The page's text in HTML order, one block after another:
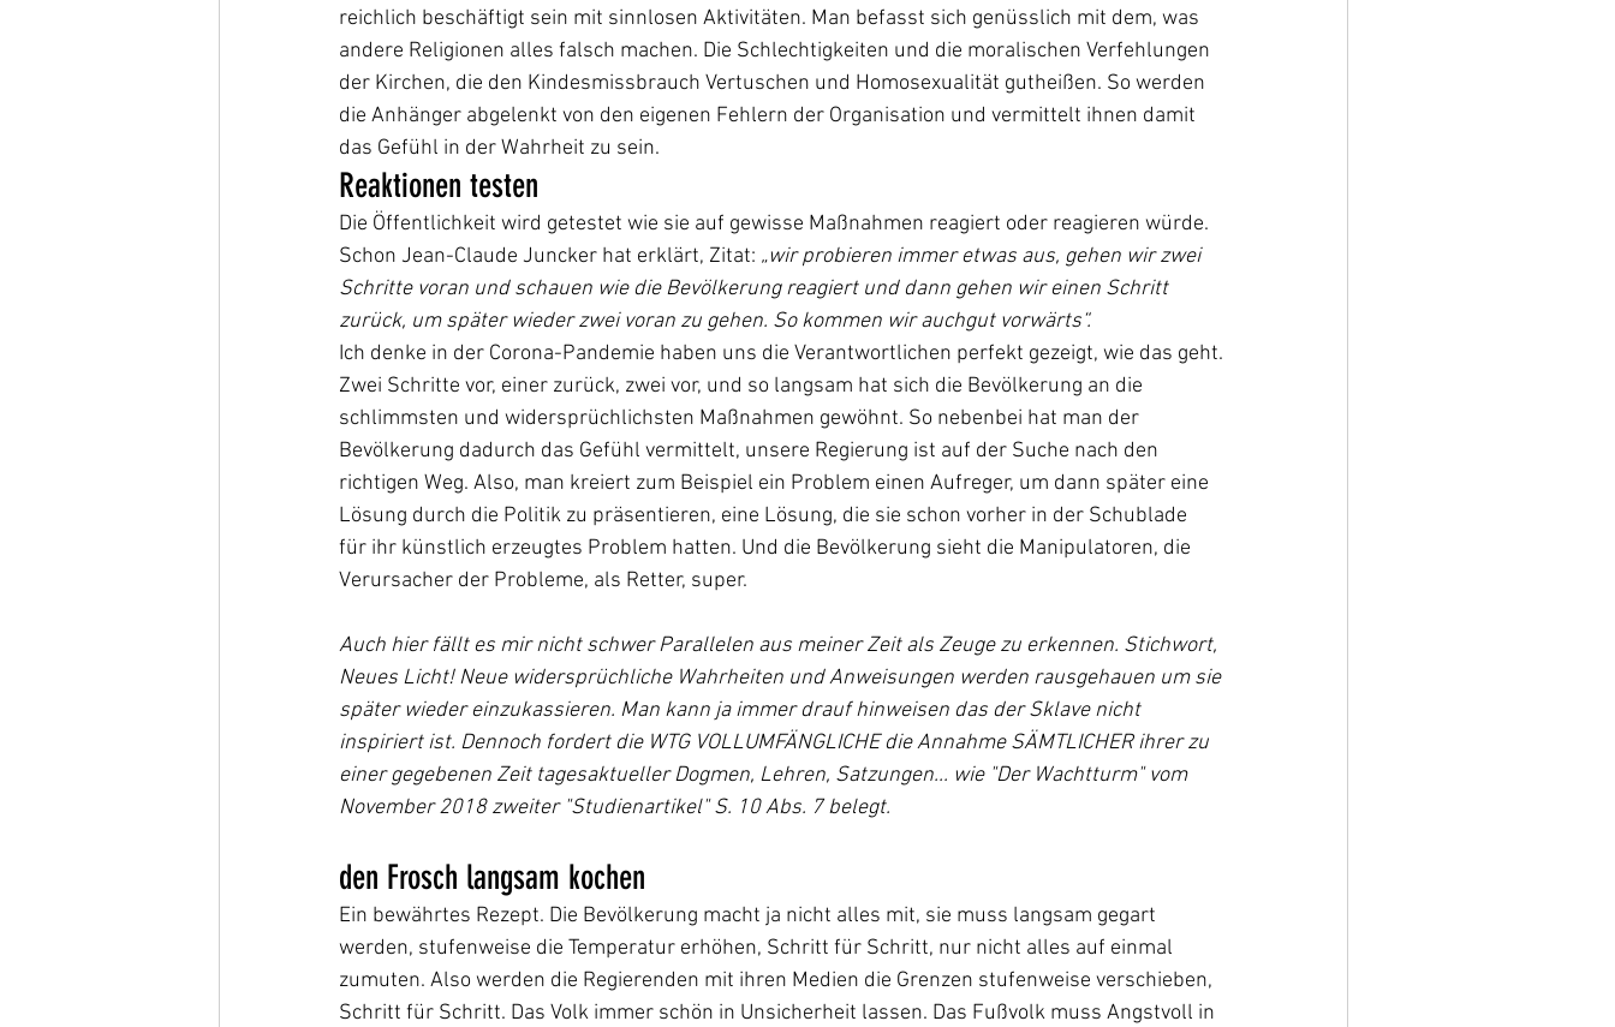
reichlich beschäftigt sein mit sinnlosen Aktivitäten. Man befasst sich genüsslich mit dem, was
andere Religionen alles falsch machen. Die Schlechtigkeiten und die moralischen Verfehlungen
der Kirchen, die den Kindesmissbrauch Vertuschen und Homosexualität gutheißen. So werden
die Anhänger abgelenkt von den eigenen Fehlern der Organisation und vermittelt ihnen damit
das Gefühl in der Wahrheit zu sein.
Reaktionen testen
Die Öffentlichkeit wird getestet wie sie auf gewisse Maßnahmen reagiert oder reagieren würde.
Schon Jean-Claude Juncker hat erklärt, Zitat: „wir probieren immer etwas aus, gehen wir zwei
Schritte voran und schauen wie die Bevölkerung reagiert und dann gehen wir einen Schritt
zurück, um später wieder zwei voran zu gehen. So kommen wir auchgut vorwärts“.
Ich denke in der Corona-Pandemie haben uns die Verantwortlichen perfekt gezeigt, wie das geht.
Zwei Schritte vor, einer zurück, zwei vor, und so langsam hat sich die Bevölkerung an die
schlimmsten und widersprüchlichsten Maßnahmen gewöhnt. So nebenbei hat man der
Bevölkerung dadurch das Gefühl vermittelt, unsere Regierung ist auf der Suche nach den
richtigen Weg. Also, man kreiert zum Beispiel ein Problem einen Aufreger, um dann später eine
Lösung durch die Politik zu präsentieren, eine Lösung, die sie schon vorher in der Schublade
für ihr künstlich erzeugtes Problem hatten. Und die Bevölkerung sieht die Manipulatoren, die
Verursacher der Probleme, als Retter, super.
Auch hier fällt es mir nicht schwer Parallelen aus meiner Zeit als Zeuge zu erkennen. Stichwort,
Neues Licht! Neue widersprüchliche Wahrheiten und Anweisungen werden rausgehauen um sie
später wieder einzukassieren. Man kann ja immer drauf hinweisen das der Sklave nicht
inspiriert ist. Dennoch fordert die WTG VOLLUMFÄNGLICHE die Annahme SÄMTLICHER ihrer zu
einer gegebenen Zeit tagesaktueller Dogmen, Lehren, Satzungen... wie "Der Wachtturm" vom
November 2018 zweiter "Studienartikel" S. 10 Abs. 7 belegt.
den Frosch langsam kochen
Ein bewährtes Rezept. Die Bevölkerung macht ja nicht alles mit, sie muss langsam gegart
werden, stufenweise die Temperatur erhöhen, Schritt für Schritt, nur nicht alles auf einmal
zumuten. Also werden die Regierenden mit ihren Medien die Grenzen stufenweise verschieben,
Schritt für Schritt. Das Volk immer schön in Unsicherheit lassen. Das Fußvolk muss Angstvoll in